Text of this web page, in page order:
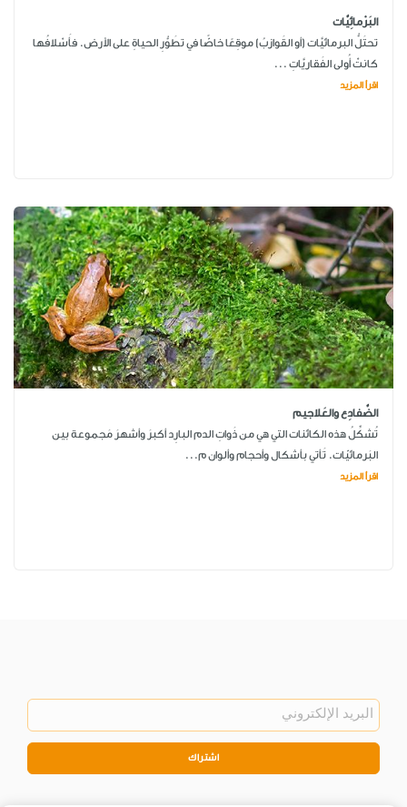
البَرْمائِيَّات
تحتَلُّ البرمائيَّات (أو القَوازبُ) موقِعًا خاصًّا في تطَوُّرِ الحياةِ على الأرض. فأَسْلافُها
كانتْ أُولى الفَقاريَّاتِ ...
اقرأ المزيد
الضَّفادِع والعَلاجيم
تُشكِّلُ هذه الكائنات التي هي من ذَواتِ الدم البارِد أكبرَ وأشهرَ مَجموعة بين
البَرمائيّات. تَأتي بأشكال وأحجام وألوان م...
اقرأ المزيد
اشتراك